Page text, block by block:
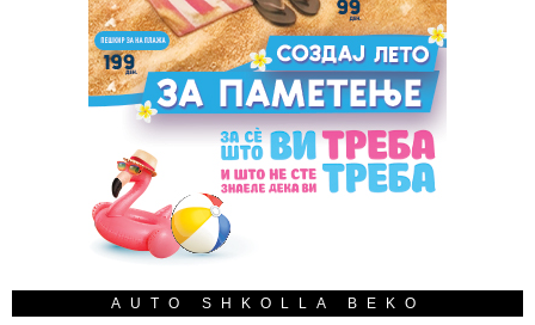
AUTO SHKOLLA BEKO